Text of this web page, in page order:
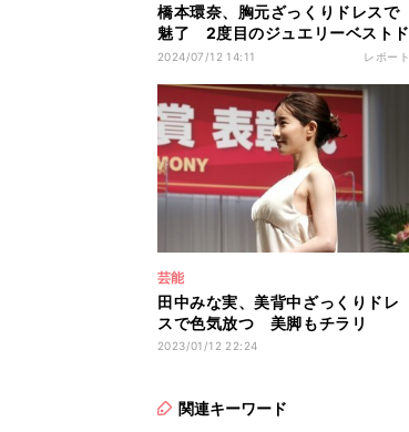
橋本環奈、胸元ざっくりドレスで
魅了 2度目のジュエリーベストド
レッサー賞に喜び
2024/07/12 14:11 レポート
芸能
田中みな実、美背中ざっくりドレ
スで色気放つ 美脚もチラリ
2023/01/12 22:24
関連キーワード